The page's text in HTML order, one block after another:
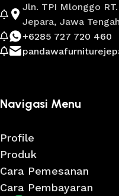
Jln. TPI Mlonggo
Jepara, Jawa Tengah
+6285 727 720 460
Navigasi Menu
Profile
Produk
Cara Pemesanan
Cara Pembayaran